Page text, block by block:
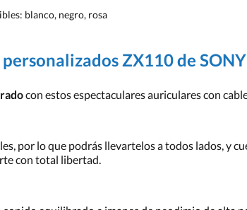
blanco, negro, rosa
ZX110 de SONY
con estos espectaculares auriculares con
por lo que podrás llevartelos a todos lados, y
con total libertad.